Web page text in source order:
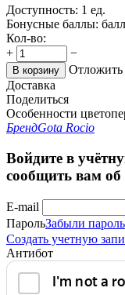
Доступность: 1 ед.
Бонусные баллы:
Кол-во:
+
−
В корзину Отложить
Доставка
Поделиться
Особенности
БрендGota Rocio
Войдите в
сообщить вам об
E-mail
ПарольЗабыли
Создать учетную
Антибот